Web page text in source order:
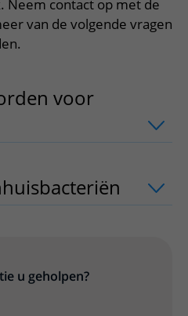
Neem contact op met de
van de volgende vragen
voor
klik om te openen
u geholpen?